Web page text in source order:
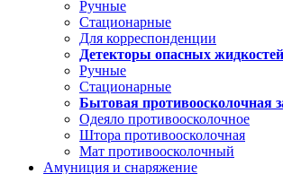
Ручные
Стационарные
Для корреспонденции
Детекторы опасных жидкостей
Ручные
Стационарные
Бытовая противоосколочная
Одеяло противоосколочное
Штора противоосколочная
Мат противоосколочный
Амуниция и снаряжение